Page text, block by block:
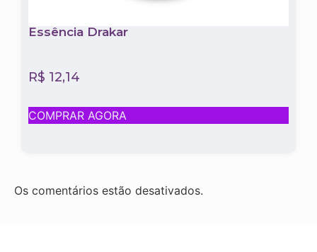
Essência Drakar
R$ 12,14
COMPRAR AGORA
Os comentários estão desativados.